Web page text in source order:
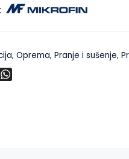
, Oprema, Pranje i sušenje,